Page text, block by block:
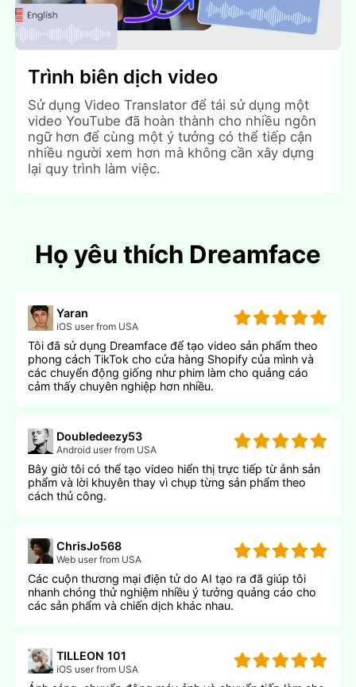
Trình biên dịch video
Sử dụng Video Translator để tái sử dụng một
video YouTube đã hoàn thành cho nhiều ngôn
ngữ hơn để cùng một ý tưởng có thể tiếp cận
nhiều người xem hơn mà không cần xây dựng
lại quy trình làm việc.
Họ yêu thích Dreamface
Yaran
iOS user from USA
Tôi đã sử dụng Dreamface để tạo video sản phẩm theo
phong cách TikTok cho cửa hàng Shopify của mình và
các chuyển động giống như phim làm cho quảng cáo
cảm thấy chuyên nghiệp hơn nhiều.
Doubledeezy53
Android user from USA
Bây giờ tôi có thể tạo video hiển thị trực tiếp từ ảnh sản
phẩm và lời khuyên thay vì chụp từng sản phẩm theo
cách thủ công.
ChrisJo568
Web user from USA
Các cuộn thương mại điện tử do AI tạo ra đã giúp tôi
nhanh chóng thử nghiệm nhiều ý tưởng quảng cáo cho
các sản phẩm và chiến dịch khác nhau.
TILLEON 101
iOS user from USA